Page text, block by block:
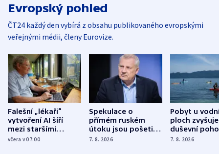
Evropský pohled
ČT24 každý den vybírá z obsahu publikovaného evropskými
veřejnými médii, členy Eurovize.
Falešní „lékaři“
vytvoření AI šíří
mezi staršími
Poláky nebezpečné
včera v 07:00
Spekulace o
přímém ruském
útoku jsou pošetilé,
míní estonský
7. 8. 2026
Pobyt u
ploch zvyšuje
duševní
ukázala
7. 8. 2026